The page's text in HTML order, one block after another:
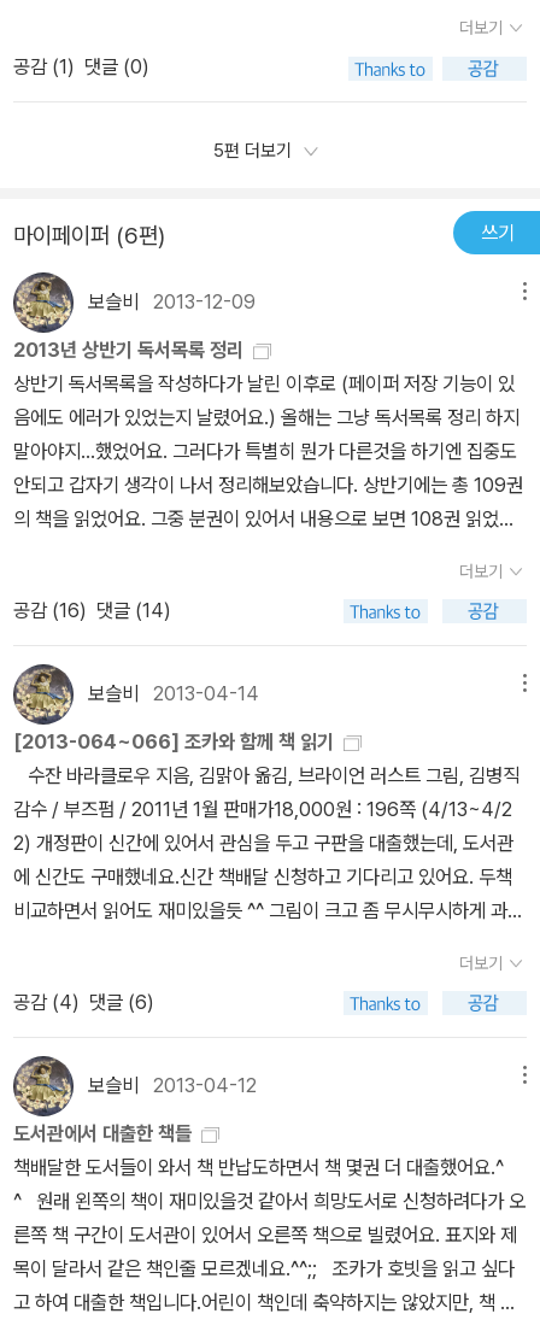
파고스였고, 그는 마지막까지 옛날이야기를 원하는 어린 동물을 위
해, 생명이 다해가는 그 힘든 순간에도 자신의 길고 긴 이야기를 시작
하게 되었다.갈라파고스에서 이 곳에 이르기까지의 그 여정을 말이
다.오랜 친구인 해리엇의 이야기를 들으며 찰리는 그 속에서 또 하나
엇, 거북이의 무뚝뚝한 이름처럼 느껴졌던 책이었으나 읽는 내내 참
으로 가슴따뜻했던 그런 동화.찰리와 해리엇의 진하고 깊은 우정은
인간 사회에도 적용할만한 깊은 감동을 주는 동화였다
기로 합니다. 자신을 지켜줬던 해리엇의 마지막 꿈을 지켜주기로 하
지요.인간의 열쇠로 철창을열어 바다로 향하는 동물들의 모습속에 전
그만 울고 말았습니다. 사람보다 더 진한 그들의 우정에 숙연해질 수
한걸음 힘들게 내딛는 해리엇과 그런 해리엇의 꿈을 지켜주고자 모험
이긴 하지만 많은 생각을 하게 만든 책입니다. 그리고 따뜻한 동화입
니다..서로에게 힘이 돼주며 관계들을 맺어가는 모습들 속에 우리가
잃어버리고 사는 게 무엇인지 알게 될겁니다. 현실이 아무리 힘들고
어렵더라도 해리엇과 찰리 그리고 동물원의 친구들을 보면서 힘을 얻
었으면 좋겠습니다. 해리엇처럼 진정한 어른이 되어 많은 이들에게
묵묵하게 지혜와 따뜻함을 전해줄 수 있는 사람이 되도록 다짐해봅니
다.
고 가두고 자신의 이익을 위해 이용하려고 했다. 동물들은 서로 해치
고 하는 것들을 전혀 몰랐기 때문에 어떻게 대처 해야 하는줄을 몰랐
피해를 입을 수 밖에 없었고 많은 시련끝에 해리엇이 이곳으로 오게
내준다. 조금은 슬픈 이야기. 하지만 사람도 동물이고 약육강식을 어
쩌겠어... 강해져야지.. 책을 다 읽고 나서 앞 표지부터 다시 꼼꼼이 읽
어 보니 초판이었다. 왠지 모를 기분 좋음.ㅎ----------------------
------------------------------------------------------------
- 엄마를 잃은 원숭이가 너무 슬퍼보였는지 엄마가 날 두고 어디론가
떠나는 꿈을 꾸었다. 나이서른에..--;; 혼자 꿈에서 막 울고 그랬는
데.. 출근길에 엄마한테 전화해서 이런 저런 얘기 하고 전화를 끊었다.
결국 하지 못한 '사랑해요'지만.. 맘속으로는 언제나... 영원히.
사람들과 마찬가지로 동물들의 세계도 나름대로 질서와 함께 우리 사
람과 같은 활동들이 자연스럽게 이루어진다는 점이다. 그래서 우리
인간도 ‘사회적 동물’이라고 한 것 같다. 이런 동물들에게 생명력을 부
여하면서 우리 인간과 마찬가지로 서로의 정을 나누면서 돕고 살아가
느낄 수 있는 좋은 시간이었다. 이 작품은 동물원에 있는 동물들의 이
야기로 구성되어 있다. 우리가 일반적으로 동물원에 가보면 대개가
우리에 갇혀 있는 모습을 보게 된다. 그래서 이 작품에 나오는 동물들
도 그런 동물로 짐작을 하였는데 그렇지는 안했다. 동물원 안의 사람
들과 동물원에서의 삶도 또 다른 모습의 삶으로 그리고 있는 것이다.
엄마 원숭이와 함께 사람들에게 쫓기다 잡힌 아기 자바 원숭이 찰리
도 엄마와 떨어져 동물원으로 오게 된다. 처음엔 동물원 주인집 아이
와 집에서 생활도 하지만 아이가 학교 때문에 멀리 가게 되자 동물원
의 우리로 가게 된다. 그 동물원에서 찰리 원숭이는 개코 원숭이 집단
에게 괴롭힘을 당한다. 그러나 우리의 갈라파고스 거북이 '해리엇'의
엇은 죽음을 목전에 앞두고 있었다. 고향인 섬 갈라파고스를 175년
동안 그리워하던 해리엇은 자신이 동물원에 오게 된 과정을 동물 친
구들에게 들려주고, 다른 동물들은 해리엇을 그토록 그리워하던 바다
로 보내줄 결심을 하게 된다. 해리엇은 쇠약해진 모습으로 기력이 약
하였지만 친구들의 도움을 받아 바다로 떠나게 된다. 바로 동물 세계
에서 볼 수 있는 감동과 충격을 얻을 수 있는 귀한 모습이었다. 조금은
편리할지 모르지만 현재의 사회 모습은 불확실한 미래와 역사성의 해
체, 타인과의 진정한 관계를 어렵게 하는 멀티 소비사회가 우리 미래
의 꿈돌이인 아이들의 정체성을 혼란스럽게 하고 있는 것이다. 바로
이런 어린이들 즉, 작품에서는 아기 원숭이 찰리에 필요한 것은 묵묵
히 감싸 안아주는 동행과 따뜻한 지혜를 통해 정체성의 기반을 심어
주는 것이라 생각할 때에 우리 어른들에게 많은 시사점을 심어주고
판되었으면 하는 바람이다. 이런 바람의 선봉에서 저자의 왕성한 활
동을 기대해본다.
더보기
공감 (1) 댓글 (0)
5편 더보기
마이페이퍼 (6편) 쓰기
보슬비 2013-12-09
2013년 상반기 독서목록 정리
상반기 독서목록을 작성하다가 날린 이후로 (페이퍼 저장 기능이 있
음에도 에러가 있었는지 날렸어요.) 올해는 그냥 독서목록 정리 하지
말아야지...했었어요. 그러다가 특별히 뭔가 다른것을 하기엔 집중도
안되고 갑자기 생각이 나서 정리해보았습니다. 상반기에는 총 109권
의 책을 읽었어요. 그중 분권이 있어서 내용으로 보면 108권 읽었네
던 책인데, 영화 때문에 영어로 다시 만나게 된 책이예요. 이번에는 오
디오북도 함께 들었는데, 나레이터가 잘 읽어주어서 즐겁게 들었습니
다. 사실 이 책을 스릴러와 판타지 사이에서 고민하다가 제가 좋아하
는 판타지 장르쪽으로 넣었습니다. ^^ 이미 아는 내용인데도 원서로
다시 읽으니 느낌이 더 좋은것 같아요. (with 오디오북) 'Inheritan
ce' 시리즈 첫권을 읽고 그만 읽어야겠다... 생각했다가, 완결된 표지
를 보고 마음을 바꿀정도로 멋있었던 책표지였습니다. ^^;; 결국 4편
표지 때문에 이 시리즈를 완독할수 있네요. ㅎㅎ 페이지가 엄청나서
왠만한 책 4권 분량이었던 책이었어요. 오디오북이 아니었더라면 이
책을 끝내기 힘들었을것입니다. 30시간 이상의 오디오북은 이 시리
즈 때문에 처음 들어보네요. 페이지가 엄청나다는것에 비해 스토리가
예상이 된다는것이 이 책의 재미를 살짝 떨어뜨렸던것 갔습니다. 하
지만 작가가 10대에 이 책을 출간했다는것을 생각하면 좀 더 좋은 평
수록되어 있는데, 은근 귀엽긴하더군요. 퍼시잭슨 시리즈 너무 재
미있게 읽었답니다. 그리스 로마 신화를 현대판으로 재해석한 판타지
소설이라 그리스 로마 신화를 알면 더 재미있어요. 이미 읽은 책이라
이번에는 오디오북만 다시 들었습니다. 1편 영화가 망해서 더 이상 영
화로 만들어지지 않을거라 생각했는데, 2편이 영화로 나오는것을 보
고 반갑기도 하고 안타깝기도 하고 그래요... ^^ 이번엔 꼬옥 성공했으
면 좋겠어요. (with 오디오북) 드디어 나니아 연대기 완독했네요.
이 책을 읽을때 영어로 읽을거란 생각을 못했었는데.... ^^ 나레이터는
더보기
공감 (16) 댓글 (14)
보슬비 2013-04-14
[2013-064~066] 조카와 함께 책 읽기
수잔 바라클로우 지음, 김맑아 옮김, 브라이언 러스트 그림, 김병직
감수 / 부즈펌 / 2011년 1월 판매가18,000원 : 196쪽 (4/13~4/2
2) 개정판이 신간에 있어서 관심을 두고 구판을 대출했는데, 도서관
에 신간도 구매했네요.신간 책배달 신청하고 기다리고 있어요. 두책
비교하면서 읽어도 재미있을듯 ^^ 그림이 크고 좀 무시무시하게 과장
보고... 재미있어서 조카가 가져갔어요.ㅎㅎ 강풀 글.그림 / 웅진주니
어 / 2013년 1월 판매가11,700원 : 56쪽 (4/13~4/13) 이 책은 조
카보다 제가 더 좋아한것 같네요.^^;;강풀을 좋아하해서 강풀의 그림
책이 더 반가워요. 가족들도 함께 읽었답니다. 한윤섭 지음, 서영아
그림 / 문학동네어린이 / 2011년 6월 판매가7,120원 : 156쪽 (4/14
~4/14) 첫째 조카가 먼저 읽기 전에 제가 먼저 읽었어요.처음엔 외
국책인줄 알았는데, 한국책이네요. 그래서 더 반가웠답니다.갈라파고
스에 살았던 거북이의 이야기라는 점에 더 끌렸답니다.
더보기
공감 (4) 댓글 (6)
보슬비 2013-04-12
도서관에서 대출한 책들
책배달한 도서들이 와서 책 반납도하면서 책 몇권 더 대출했어요.^
^ 원래 왼쪽의 책이 재미있을것 같아서 희망도서로 신청하려다가 오
른쪽 책 구간이 도서관이 있어서 오른쪽 책으로 빌렸어요. 표지와 제
목이 달라서 같은 책인줄 모르겠네요.^^;; 조카가 호빗을 읽고 싶다
고 하여 대출한 책입니다.어린이 책인데 축약하지는 않았지만, 책 속